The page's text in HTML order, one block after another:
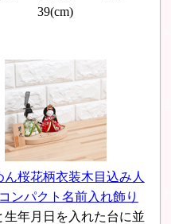
39(cm)
ん桜花柄衣装木目込み人
ンパクト名前入れ飾り
生年月日を入れた台に並